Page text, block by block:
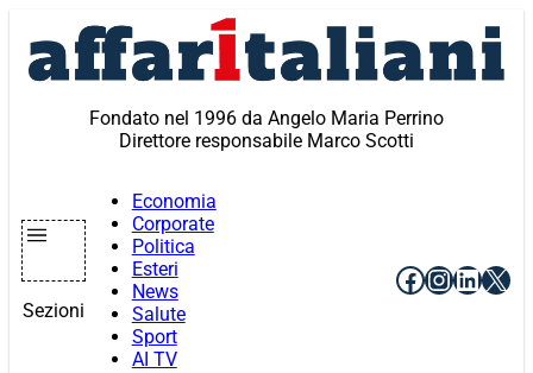
contenuto
Fondato nel 1996 da Angelo Maria Perrino
Direttore responsabile Marco Scotti
Sezioni
Economia
Corporate
Politica
Esteri
News
Salute
Sport
AI TV
Facebook
X